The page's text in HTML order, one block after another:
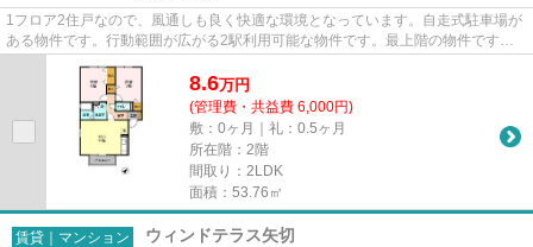
1フロア2住戸なので、風通しも良く快適な環境となっています。自走式駐車場が
ある物件です。行動範囲が広がる2駅利用可能な物件です。最上階の物件です。
8.6万円
(管理費・共益費 6,000円)
敷：0ヶ月｜礼：0.5ヶ月
所在階：2階
間取り：2LDK
面積：53.76㎡
賃貸｜マンション ウィンドテラス矢切